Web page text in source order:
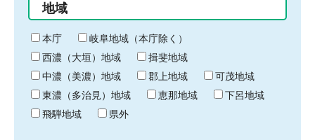
り
終
わ
り
地域
本庁
岐阜地域（本庁除く）
西濃（大垣）地域
揖斐地域
中濃（美濃）地域
郡上地域
可茂地域
東濃（多治見）地域
恵那地域
下呂地域
飛騨地域
県外